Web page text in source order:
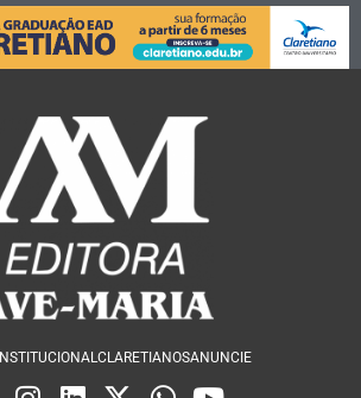
INSTITUCIONALCLARETIANOSANUNCIE